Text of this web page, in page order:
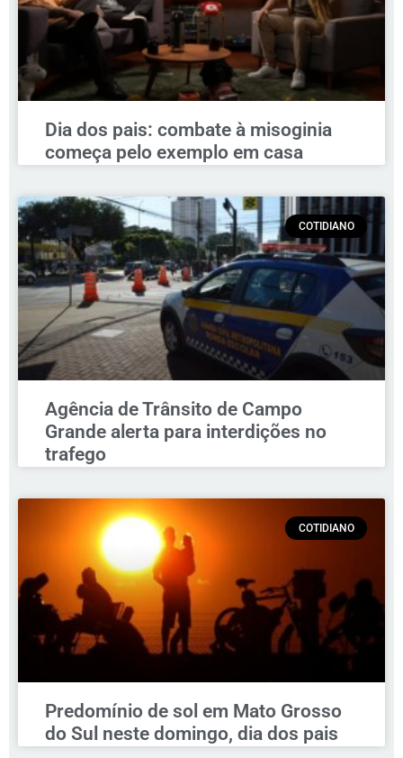
Dia dos pais: combate à misoginia
começa pelo exemplo em casa
COTIDIANO
Agência de Trânsito de Campo
Grande alerta para interdições no
trafego
COTIDIANO
Predomínio de sol em Mato Grosso
do Sul neste domingo, dia dos pais